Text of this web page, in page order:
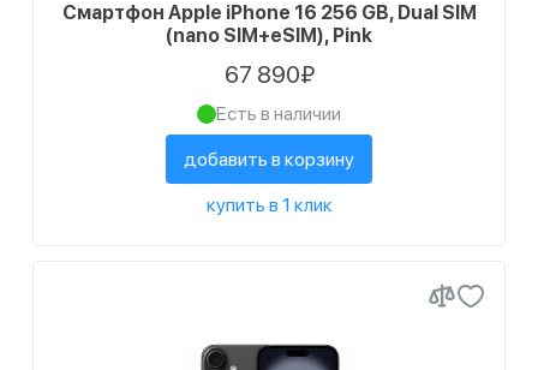
Смартфон Apple iPhone 16 256 GB, Dual SIM
(nano SIM+eSIM), Pink
67 890₽
Есть в наличии
добавить в корзину
купить в 1 клик